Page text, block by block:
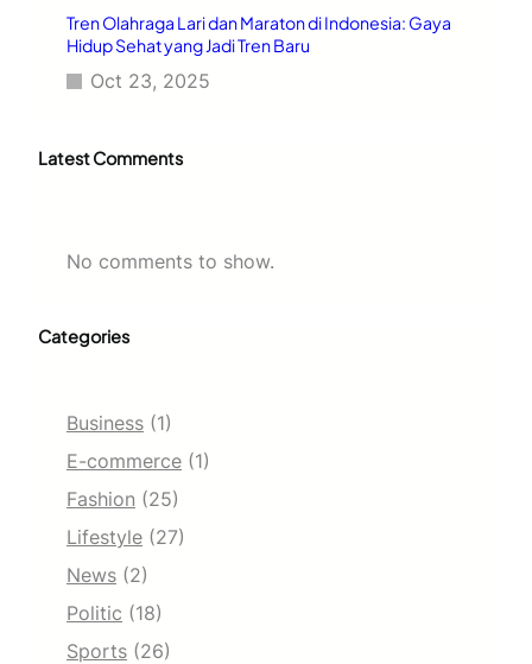
Tren Olahraga Lari dan Maraton di Indonesia: Gaya
Hidup Sehat yang Jadi Tren Baru
Oct 23, 2025
Latest Comments
No comments to show.
Categories
Business (1)
E-commerce (1)
Fashion (25)
Lifestyle (27)
News (2)
Politic (18)
Sports (26)